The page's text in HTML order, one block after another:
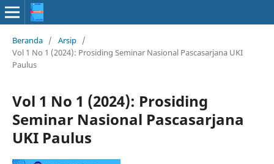
Beranda / Arsip /
Vol 1 No 1 (2024): Prosiding Seminar Nasional Pascasarjana UKI
Paulus
Vol 1 No 1 (2024): Prosiding
Seminar Nasional Pascasarjana
UKI Paulus